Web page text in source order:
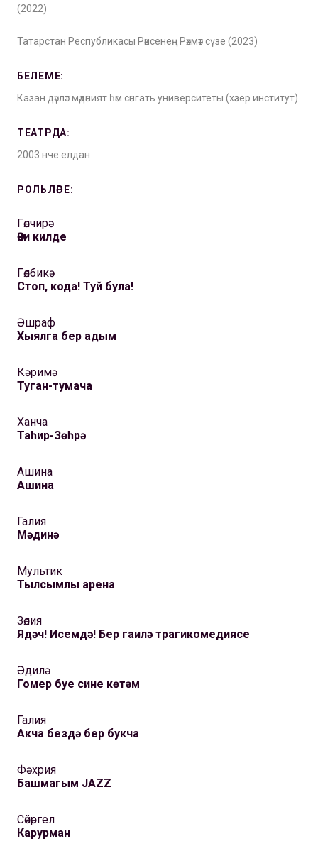
(2022)
Татарстан Республикасы Рәисенең Рәхмәт сүзе (2023)
БЕЛЕМЕ:
Казан дәүләт мәдәният һәм сәнгать университеты (хәзер институт)
ТЕАТРДА:
2003 нче елдан
РОЛЬЛӘРЕ:
Гөлчирә
Әни килде
Гөлбикә
Стоп, кода! Туй була!
Әшраф
Хыялга бер адым
Кәримә
Туган-тумача
Ханча
Таһир-Зөһрә
Ашина
Ашина
Галия
Мәдинә
Мультик
Тылсымлы арена
Зөлия
Ядәч! Исемдә! Бер гаилә трагикомедиясе
Әдилә
Гомер буе сине көтәм
Галия
Акча бездә бер букча
Фәхрия
Башмагым JAZZ
Сөйөргел
Карурман